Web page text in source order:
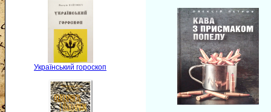
Український гороскоп